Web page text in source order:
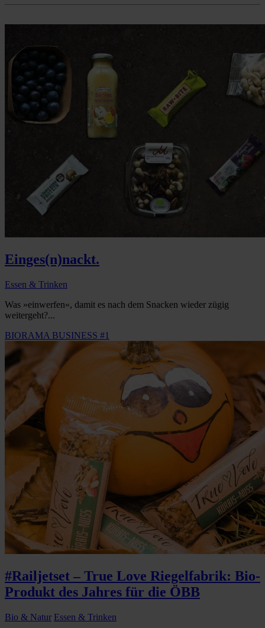
Einges(n)nackt.
Essen & Trinken
Was »einwerfen«, damit es nach dem Snacken wieder zügig
weitergeht?...
BIORAMA BUSINESS #1
#Railjetset – True Love Riegelfabrik: Bio-
Produkt des Jahres für die ÖBB
Bio & Natur Essen & Trinken